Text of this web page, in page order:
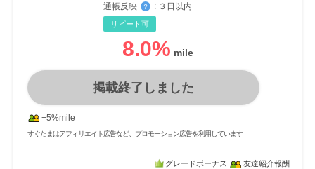
通帳反映
？ : ３日以内
リピート可
8.0%
掲載終了しました
+5%mile
すぐたまはアフィリエイト広告など、プロモーション広告を利用しています
グレードボーナス 友達紹介報酬